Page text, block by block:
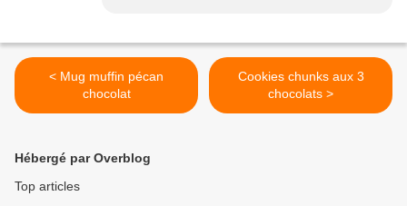
< Mug muffin pécan
chocolat
Cookies chunks aux 3
chocolats >
Hébergé par Overblog
Top articles